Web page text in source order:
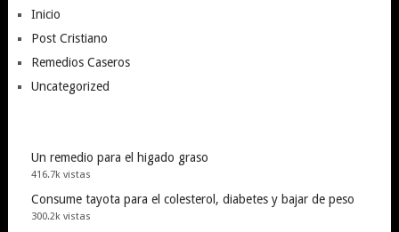
Inicio
Post Cristiano
Remedios Caseros
Uncategorized
Un remedio para el higado graso
416.7k vistas
Consume tayota para el colesterol, diabetes y bajar de peso
300.2k vistas